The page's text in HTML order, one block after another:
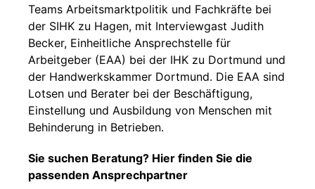
Teams Arbeitsmarktpolitik und Fachkräfte bei
der SIHK zu Hagen, mit Interviewgast Judith
Becker, Einheitliche Ansprechstelle für
Arbeitgeber (EAA) bei der IHK zu Dortmund und
der Handwerkskammer Dortmund. Die EAA sind
Lotsen und Berater bei der Beschäftigung,
Einstellung und Ausbildung von Menschen mit
Behinderung in Betrieben.
Sie suchen Beratung? Hier finden Sie die
passenden Ansprechpartner